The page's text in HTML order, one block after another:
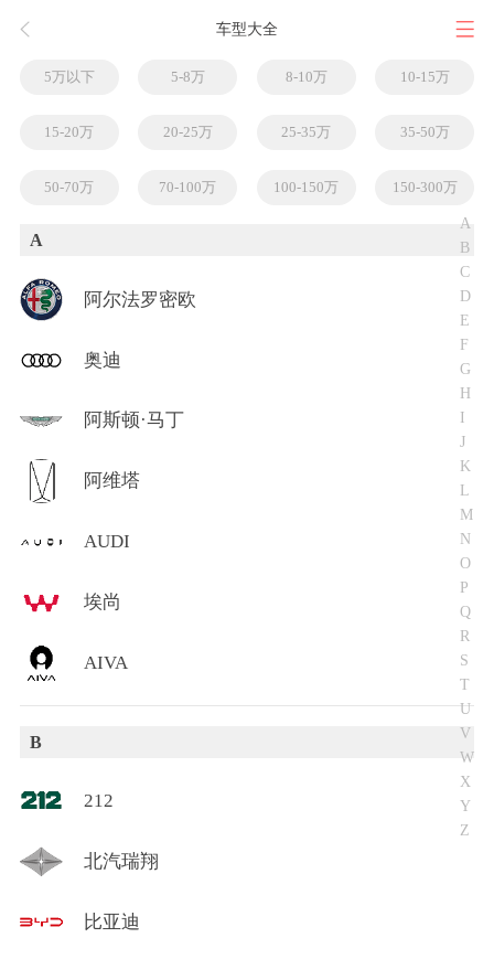
车型大全
5万以下 5-8万 8-10万 10-15万
15-20万 20-25万 25-35万 35-50万
50-70万 70-100万 100-150万 150-300万
A
阿尔法罗密欧
奥迪
阿斯顿·马丁
阿维塔
AUDI
埃尚
AIVA
B
212
北汽瑞翔
比亚迪
A
B
C
D
E
F
G
H
I
J
K
L
M
N
O
P
Q
R
S
T
U
V
W
X
Y
Z